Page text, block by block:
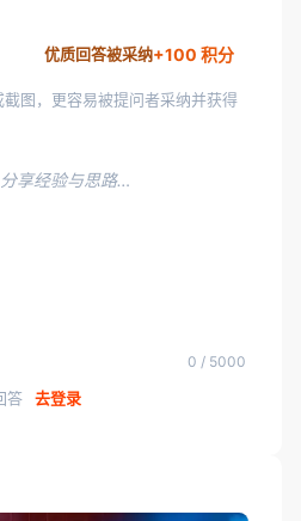
优质回答被采纳+100 积分
图，更容易被提问者采纳并获得
享经验与思路…
0 / 5000
答 去登录